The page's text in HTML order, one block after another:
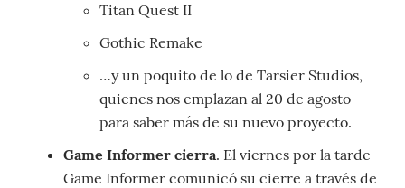
Titan Quest II
Gothic Remake
…y un poquito de lo de Tarsier Studios,
quienes nos emplazan al 20 de agosto
para saber más de su nuevo proyecto.
Game Informer cierra. El viernes por la tarde
Game Informer comunicó su cierre a través de